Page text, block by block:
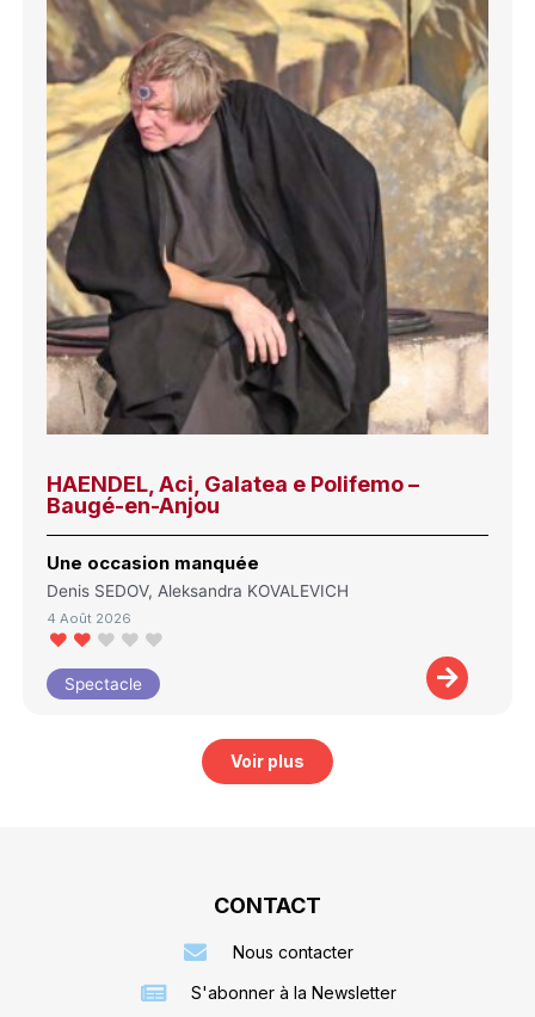
HAENDEL, Aci, Galatea e Polifemo –
Baugé-en-Anjou
Une occasion manquée
Denis SEDOV, Aleksandra KOVALEVICH
4 Août 2026
Spectacle
Voir plus
CONTACT
Nous contacter
S'abonner à la Newsletter